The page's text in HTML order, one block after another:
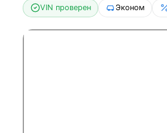
VIN проверен Эконом